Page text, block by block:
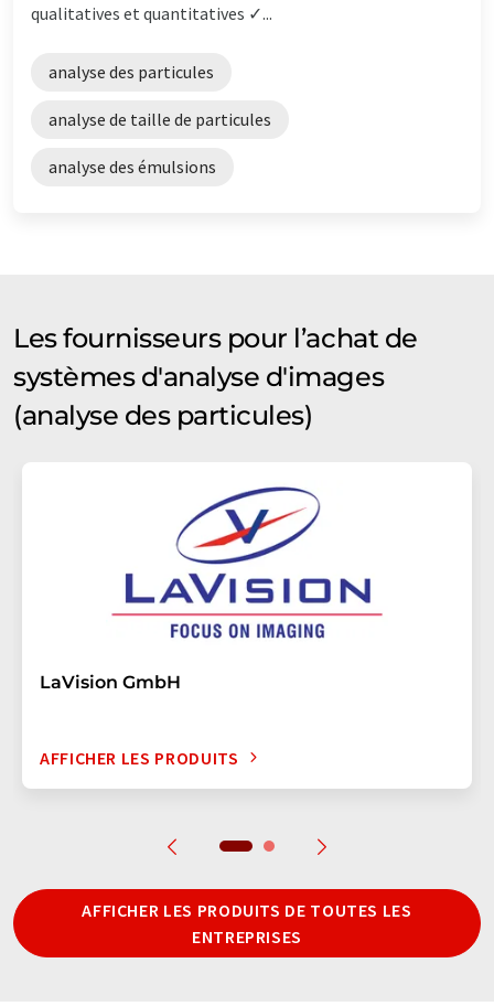
qualitatives et quantitatives ✓...
analyse des particules
analyse de taille de particules
analyse des émulsions
Les fournisseurs pour l’achat de
systèmes d'analyse d'images
(analyse des particules)
LaVision GmbH
AFFICHER LES PRODUITS
AFFICHER LES PRODUITS DE TOUTES LES
ENTREPRISES